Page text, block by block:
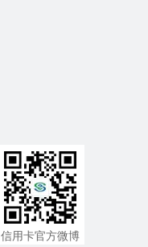
信用卡官方微博